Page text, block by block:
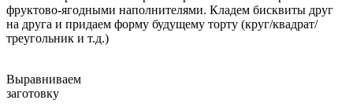
фруктово-ягодными наполнителями. Кладем бисквиты друг
на друга и придаем форму будущему торту (круг/квадрат/
треугольник и т.д.)
Выравниваем
заготовку